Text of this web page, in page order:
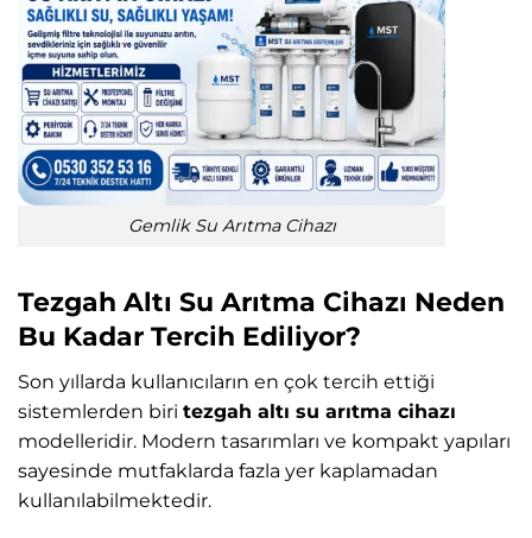
Gemlik Su Arıtma Cihazı
Tezgah Altı Su Arıtma Cihazı Neden
Bu Kadar Tercih Ediliyor?
Son yıllarda kullanıcıların en çok tercih ettiği
sistemlerden biri tezgah altı su arıtma cihazı
modelleridir. Modern tasarımları ve kompakt yapıları
sayesinde mutfaklarda fazla yer kaplamadan
kullanılabilmektedir.